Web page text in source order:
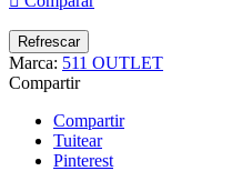
Marca: 511 OUTLET
Compartir
Compartir
Tuitear
Pinterest